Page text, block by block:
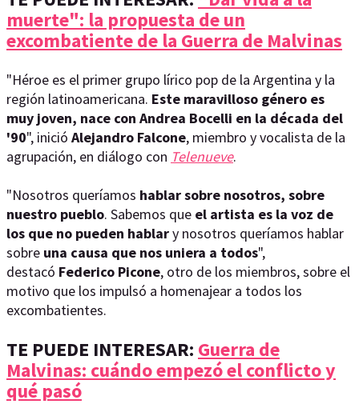
muerte": la propuesta de un
excombatiente de la Guerra de Malvinas
"Héroe es el primer grupo lírico pop de la Argentina y la
región latinoamericana. Este maravilloso género es
muy joven, nace con Andrea Bocelli en la década del
'90", inició Alejandro Falcone, miembro y vocalista de la
agrupación, en diálogo con Telenueve.
"Nosotros queríamos hablar sobre nosotros, sobre
nuestro pueblo. Sabemos que el artista es la voz de
los que no pueden hablary nosotros queríamos hablar
sobre una causa que nos uniera a todos",
destacó Federico Picone, otro de los miembros, sobre el
motivo que los impulsó a homenajear a todos los
excombatientes.
TE PUEDE INTERESAR: Guerra de
Malvinas: cuándo empezó el conflicto y
qué pasó